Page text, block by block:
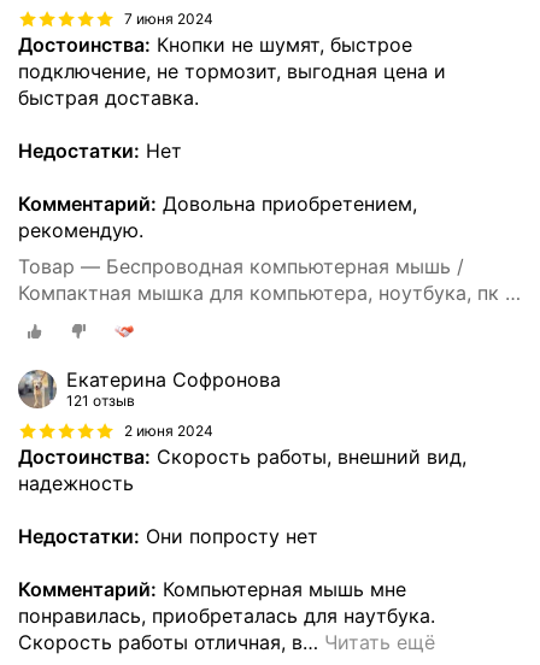
7 июня 2024
Достоинства: Кнопки не шумят, быстрое
подключение, не тормозит, выгодная цена и
быстрая доставка.
Недостатки: Нет
Комментарий: Довольна приобретением,
рекомендую.
Товар — Беспроводная компьютерная мышь /
Компактная мышка для компьютера, ноутбука, пк и
макбука / Ультратонкий дизайн / Бесшумные
клавиши / Встроенный аккумулятор / Bluetooth /
Black Екатерина Софронова
121 отзыв
2 июня 2024
Достоинства: Скорость работы, внешний вид,
надежность
Недостатки: Они попросту нет
Комментарий: Компьютерная мышь мне
понравилась, приобреталась для наутбука.
Скорость работы отличная, в… Читать ещё